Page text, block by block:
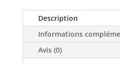
Description
Informations
Avis (0)